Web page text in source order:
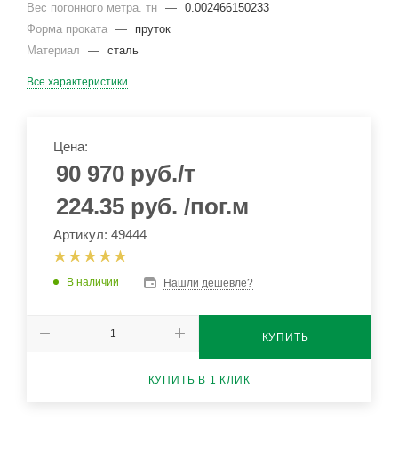
Вес погонного метра. тн — 0.002466150233
Форма проката —
пруток
Материал
— сталь
Все характеристики
Цена:
90 970 руб./т
224.35 руб. /пог.м
Артикул: 49444
В наличии Нашли дешевле?
КУПИТЬ
КУПИТЬ В 1 КЛИК